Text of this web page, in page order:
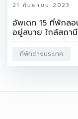
21 กันยายน 2023
อัพเดท 15 ที่พักล
อยู่สบาย ใกล้สถา
ที่พักต่างประเทศ